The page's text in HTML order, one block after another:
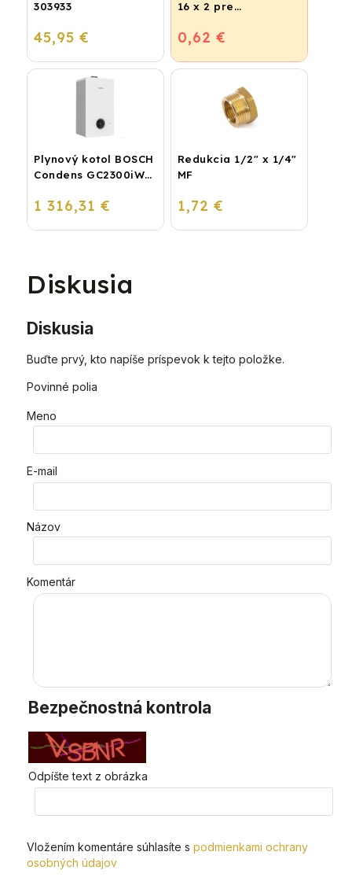
303933
45,95 €
16 x 2 pre
podlahové kúrenie a
0,62 €
Plynový kotol BOSCH
Condens GC2300iW
kondenzačný
1 316,31 €
Redukcia 1/2" x 1/4"
MF
1,72 €
Diskusia
Diskusia
Buďte prvý, kto napíše príspevok k tejto položke.
Povinné polia
Meno
E-mail
Názov
Komentár
Bezpečnostná kontrola
Odpíšte text z obrázka
Vložením komentáre súhlasíte s podmienkami ochrany
osobných údajov